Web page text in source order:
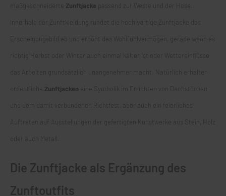
maßgeschneiderte Zunftjacke
Zunftjacken
Die Zunftjacke als Ergänzung des
Zunftoutfits